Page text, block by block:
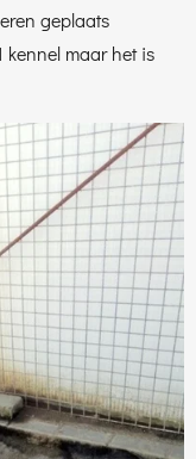
geplaats
kennel maar het is